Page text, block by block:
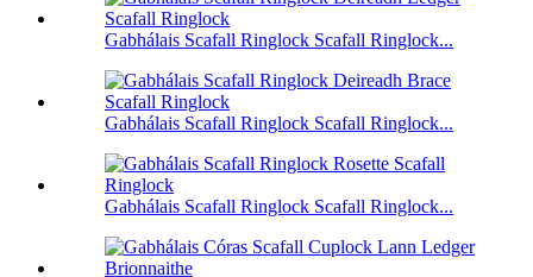
Gabhálais Scafall Ringlock Scafall Ringlock...
Gabhálais Scafall Ringlock Scafall Ringlock...
Gabhálais Scafall Ringlock Scafall Ringlock...